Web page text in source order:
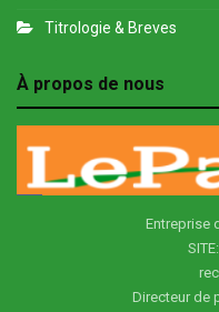
Titrologie & Breves
À propos de nous
Entreprise
Directeur de